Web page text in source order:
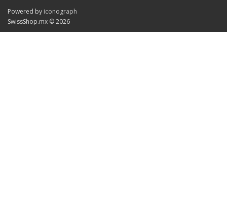
Powered by iconograph
SwissShop.mx © 2026